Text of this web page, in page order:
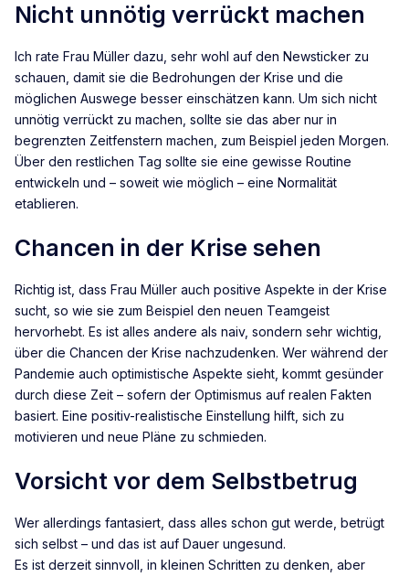
Nicht unnötig verrückt machen
Ich rate Frau Müller dazu, sehr wohl auf den Newsticker zu
schauen, damit sie die Bedrohungen der Krise und die
möglichen Auswege besser einschätzen kann. Um sich nicht
unnötig verrückt zu machen, sollte sie das aber nur in
begrenzten Zeitfenstern machen, zum Beispiel jeden Morgen.
Über den restlichen Tag sollte sie eine gewisse Routine
entwickeln und – soweit wie möglich – eine Normalität
etablieren.
Chancen in der Krise sehen
Richtig ist, dass Frau Müller auch positive Aspekte in der Krise
sucht, so wie sie zum Beispiel den neuen Teamgeist
hervorhebt. Es ist alles andere als naiv, sondern sehr wichtig,
über die Chancen der Krise nachzudenken. Wer während der
Pandemie auch optimistische Aspekte sieht, kommt gesünder
durch diese Zeit – sofern der Optimismus auf realen Fakten
basiert. Eine positiv-realistische Einstellung hilft, sich zu
motivieren und neue Pläne zu schmieden.
Vorsicht vor dem Selbstbetrug
Wer allerdings fantasiert, dass alles schon gut werde, betrügt
sich selbst – und das ist auf Dauer ungesund.
Es ist derzeit sinnvoll, in kleinen Schritten zu denken, aber